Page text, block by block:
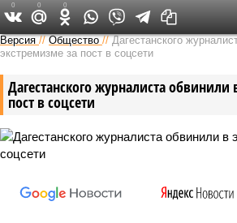
Версия на Кавказе
Версия //Общество //Дагестанского
экстремизме за пост в соцсети
Дагестанского журналиста обвинили
пост в соцсети
0 0 0